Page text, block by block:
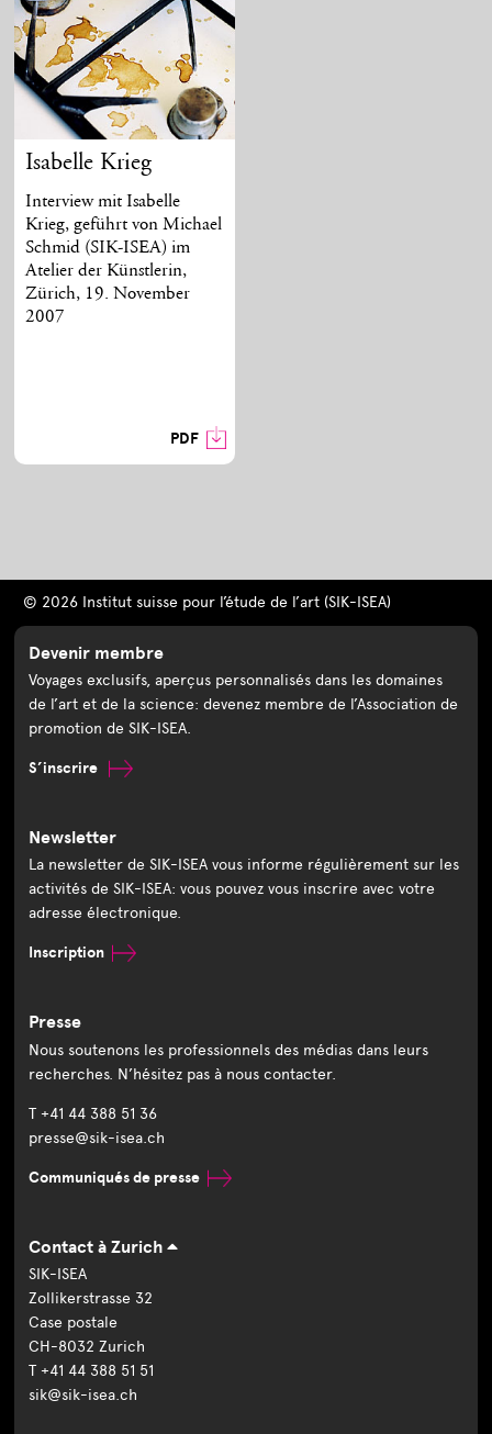
Isabelle Krieg
Interview mit Isabelle
Krieg, geführt von Michael
Schmid (SIK-ISEA) im
Atelier der Künstlerin,
Zürich, 19. November
2007
PDF
© 2026 Institut suisse pour l’étude de l’art (SIK-ISEA)
Devenir membre
Voyages exclusifs, aperçus personnalisés dans les domaines
de l’art et de la science: devenez membre de l’Association de
promotion de SIK-ISEA.
S’inscrire
Newsletter
La newsletter de SIK-ISEA vous informe régulièrement sur les
activités de SIK-ISEA: vous pouvez vous inscrire avec votre
adresse électronique.
Inscription
Presse
Nous soutenons les professionnels des médias dans leurs
recherches. N’hésitez pas à nous contacter.
T +41 44 388 51 36
presse@sik-isea.ch
Communiqués de presse
Contact à Zurich
SIK-ISEA
Zollikerstrasse 32
Case postale
CH-8032 Zurich
T +41 44 388 51 51
sik@sik-isea.ch